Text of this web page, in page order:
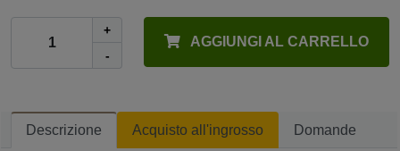
+
-
AGGIUNGI AL CARRELLO
Descrizione Acquisto all'ingrosso Domande